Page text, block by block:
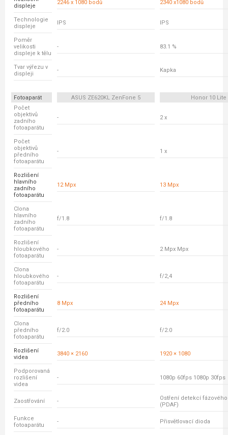
displeje
2246 x 1080 bodů 2340 x1080 bodů
Technologie
displeje
IPS IPS
Poměr
velikosti
displeje k tělu
- 83.1 %
Tvar výřezu v
displeji
- Kapka
Fotoaparát ASUS ZE620KL ZenFone 5
Honor 10 Lite
Počet
objektivů
zadního
fotoaparátu
- 2 x
Počet
objektivů
předního
fotoaparátu
- 1 x
Rozlišení
hlavního
zadního
fotoaparátu
12 Mpx 13 Mpx
Clona
hlavního
zadního
fotoaparátu
f/1.8 f/1.8
Rozlišení
hloubkového
fotoaparátu
- 2 Mpx Mpx
Clona
hloubkového
fotoaparátu
- f/2,4
Rozlišení
předního
fotoaparátu
8 Mpx 24 Mpx
Clona
předního
fotoaparátu
f/2.0 f/2.0
Rozlišení
videa
3840 × 2160 1920 × 1080
Podporovaná
rozlišení
videa
- 1080p 60fps 1080p 30fps
Zaostřování -
Ostření detekcí
(PDAF)
Funkce
fotoaparátu
- Přisvětlovací dioda